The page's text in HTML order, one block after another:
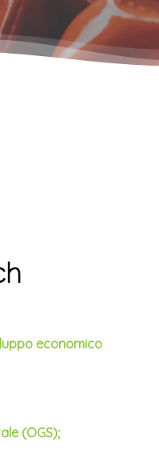
economico
(OGS);